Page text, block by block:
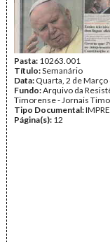
Pasta: 10263.001
Título:Semanário
Data: Quarta, 2 de
Fundo:Arquivo da
Timorense - Jornais
Tipo Documental:
Página(s): 12